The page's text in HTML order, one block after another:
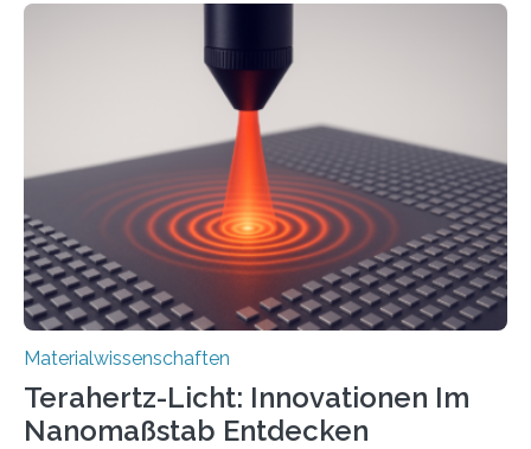
Nichtmetallen vorkommt und insbesondere für
Sensorik und Elektrotechnik von Interesse ist. Über ihre
Erkenntnisse berichten die Forschenden im Journal of
the American Chemical Society. —What for?
Materialien, die gleichzeitig Strom leiten und Licht
beeinflussen können, sind für viele moderne
Technologien…
Materialwissenschaften
Terahertz-Licht: Innovationen Im
Nanomaßstab Entdecken